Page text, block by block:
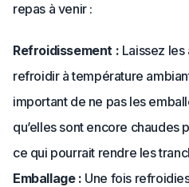
repas à venir :
Refroidissement : Laissez
refroidir à température
important de ne pas les
qu’elles sont encore chaudes
ce qui pourrait rendre les
Emballage : Une fois